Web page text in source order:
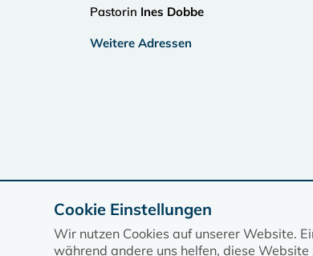
Pastorin Ines Dobbe
Weitere Adressen
Cookie Einstellungen
Wir nutzen Cookies auf unserer Website.
während andere uns helfen, diese